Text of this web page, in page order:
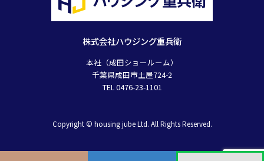
株式会社ハウジング重兵衛
本社（成田ショールーム）
千葉県成田市土屋724-2
TEL 0476-23-1101
Copyright © housing jube Ltd. All Rights Reserved.